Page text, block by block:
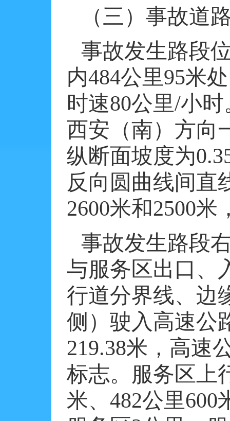
（三）事故道
事故发生路段
内484公里95米
时速80公里/小时
西安（南）方向
纵断面坡度为
反向圆曲线间直
2600米和2500米
事故发生路段
与服务区出口、
行道分界线、边
侧）驶入高速公
219.38米，高速
标志。服务区上
米、 482公里600